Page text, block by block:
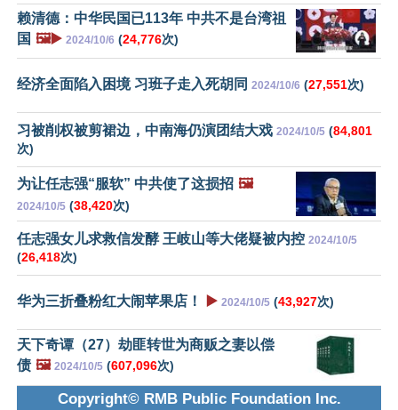
赖清德：中华民国已113年 中共不是台湾祖
国 🖼️▶️ 2024/10/6 (24,776次)
经济全面陷入困境 习班子走入死胡同 2024/10/6 (27,551次)
习被削权被剪裙边，中南海仍演团结大戏 2024/10/5 (84,801
次)
为让任志强“服软” 中共使了这损招 🖼️
2024/10/5 (38,420次)
任志强女儿求救信发酵 王岐山等大佬疑被内控 2024/10/5
(26,418次)
华为三折叠粉红大闹苹果店！ ▶️ 2024/10/5 (43,927次)
天下奇谭（27）劫匪转世为商贩之妻以偿
债 🖼️ 2024/10/5 (607,096次)
Copyright© RMB Public Foundation Inc.